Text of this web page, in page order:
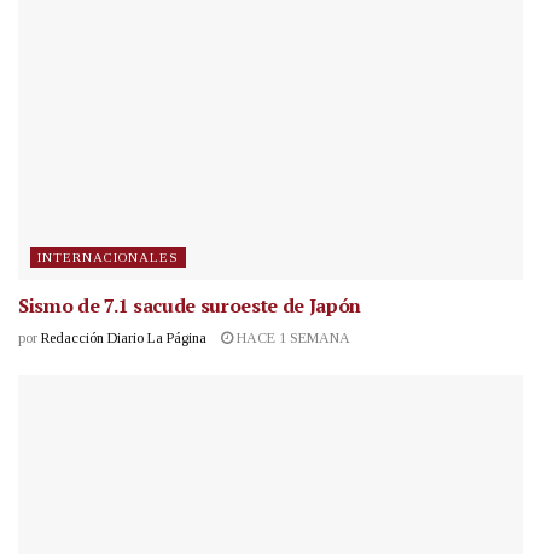
INTERNACIONALES
Sismo de 7.1 sacude suroeste de Japón
por Redacción Diario La Página HACE 1 SEMANA